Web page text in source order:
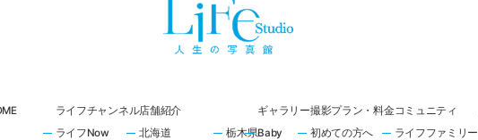
ライフチャンネル
ライフNow
店舗紹介
北海道
栃木県
ギャラリー
Baby
撮影プラン・料金
初めての方へ
コミュニティ
ライフファミリー